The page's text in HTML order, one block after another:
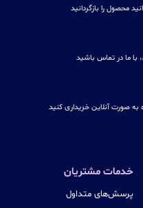
محصول را بازگردانید
با ما در تماس باشید
صورت آنلاین خریداری کنید
خدمات مشتریان
پرسش‌های متداول